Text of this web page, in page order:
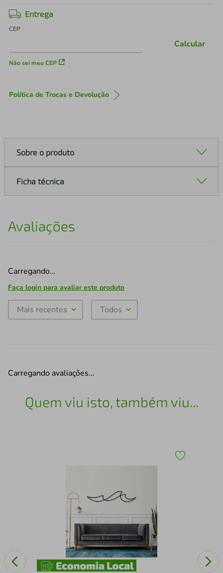
Entrega
CEP
Não sei meu CEP
Calcular
Política de Trocas e Devolução
Sobre o produto
Ficha técnica
Avaliações
Carregando…
Faça login para avaliar este produto
Mais recentes Todos
Carregando avaliações…
Quem viu isto, também viu...